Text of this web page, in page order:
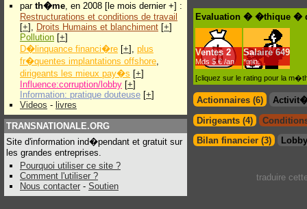
par th�me, en 2008 [le mois dernier +] :
Restructurations et conditions de travail
[+], Droits Humains et blanchiment [+]
Pollution [+]
D�linquance financi�re [+], plus
fr�quentes implantations offshore,
dirigeants les mieux pay�s [+]
Influence:corruption/lobby [+]
Information: pratique douteuse [+]
Videos - livres
TRANSNATIONALE.ORG
Site d'information ind�pendant et gratuit sur
les grandes entreprises.
Pourquoi utiliser ce site ?
Comment l'utiliser ?
Nous contacter - Soutien
Evaluation � �thique �
Ventes 2
Mds $.€ /an
Salaire 649
*min.
[cliquez sur le rating pour la
Actionnaires (6)
Dirigeants (4)
Bilan financier (3)
traduire